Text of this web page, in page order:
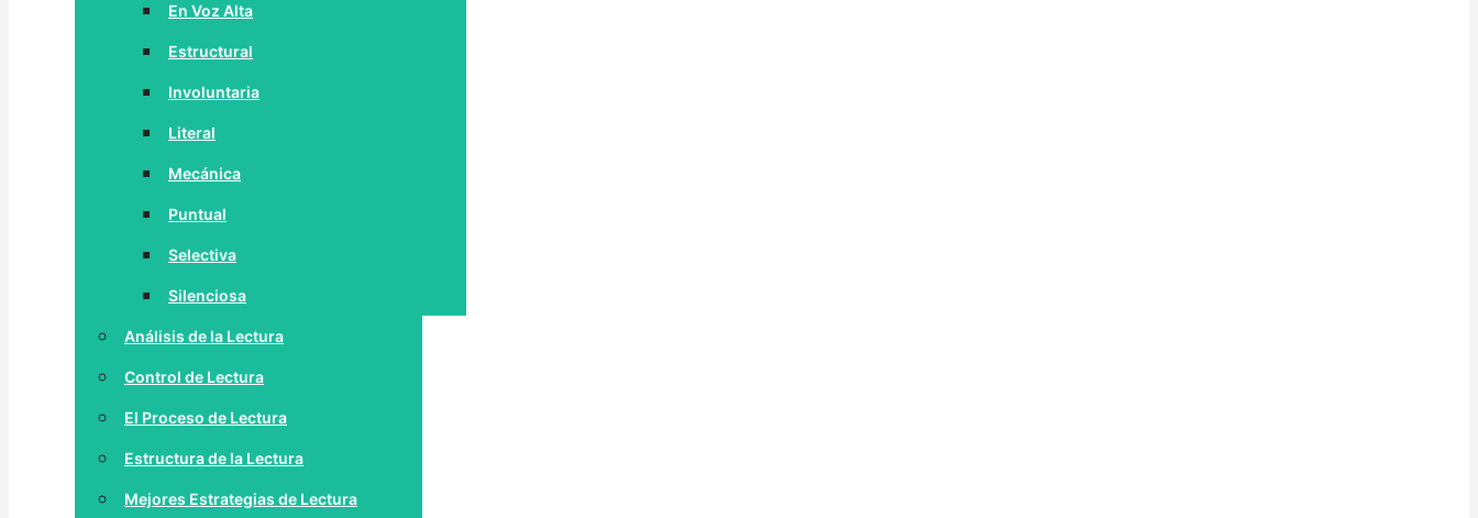
En Voz Alta
Estructural
Involuntaria
Literal
Mecánica
Puntual
Selectiva
Silenciosa
Análisis de la Lectura
Control de Lectura
El Proceso de Lectura
Estructura de la Lectura
Mejores Estrategias de Lectura